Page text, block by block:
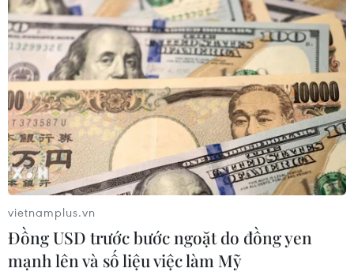
Đồng Nai: Cháy lớn tại siêu thị Điện máy
Xanh, nhiều tài sản bị thiêu rụi
28/06/2025 07:17
Ngọn lửa bùng phát từ trên trần của siêu thị Điện máy
Xanh ở huyện Long Thành, tỉnh Đồng Nai, sau đó nhanh
chóng bao trùm toàn bộ cửa hàng; chưa ghi nhận thiệt
hại về người trong vụ hỏa hoạn.
vietnamplus.vn
Đồng USD trước bước ngoặt do đồng yen
mạnh lên và số liệu việc làm Mỹ